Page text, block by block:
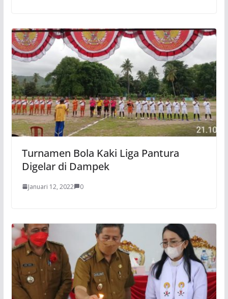
Turnamen Bola Kaki Liga Pantura
Digelar di Dampek
Januari 12, 2022 0